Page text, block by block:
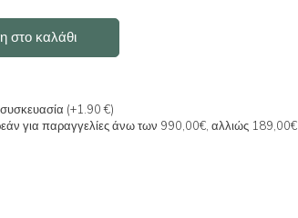
στο καλάθι
(+1.90 €)
για παραγγελίες άνω των 990,00€, αλλιώς 189,00€